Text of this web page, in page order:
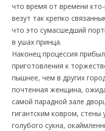
что время от времени
везут так крепко
что это сумасшедший
в ушах принца.
Наконец процессия
приготовления к
пышнее, чем в других
почтенная женщина,
самой парадной зале
гигантским ковром,
голубого сукна,